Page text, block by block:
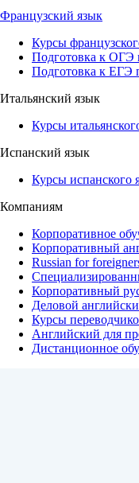
Французский язык
Курсы
Подготовка к ОГЭ
Подготовка к ЕГЭ
Итальянский язык
Курсы
Испанский язык
Курсы испанского
Компаниям
Корпоративное
Корпоративный
Russian for
Корпоративный
Деловой
Курсы
Английский для
Дистанционное